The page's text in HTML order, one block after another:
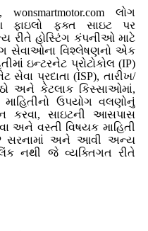
લોગ
ફક્ત સાઇટ પર
રીતે હોસ્ટિંગ કંપનીઓ માટે
સેવાઓના વિશ્લેષણનો એક
ઇન્ટરનેટ પ્રોટોકોલ (IP)
સેવા પ્રદાતા (ISP), તારીખ/
અને કેટલાક કિસ્સાઓમાં,
ઉપયોગ વલણોનું
કરવા, સાઇટની આસપાસ
અને વસ્તી વિષયક માહિતી
સરનામાં અને આવી અન્ય
નથી જે વ્યક્તિગત રીતે